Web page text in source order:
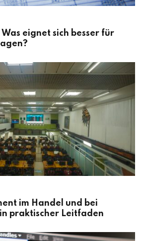
Was eignet sich besser für
im Handel und bei
praktischer Leitfaden